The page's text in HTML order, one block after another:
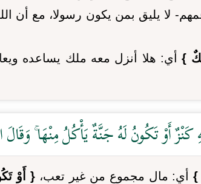
لا يليق بمن يكون رسولا، مع أن
}أي: هلا أنزل معه ملك يساعده
كَنْزٌ أَوْ تَكُونُ لَهُ جَنَّةٌ يَأْكُلُ مِنْهَا
}أي: مال مجموع من غير تعب،{ أَوْ